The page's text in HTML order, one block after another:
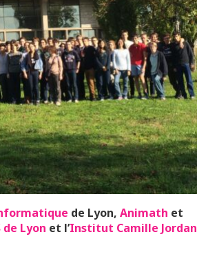
de Lyon, Animath et
de Lyon et l’Institut Camille Jordan